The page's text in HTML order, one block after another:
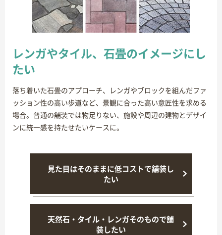
レンガやタイル、石畳のイメージにし
たい
落ち着いた石畳のアプローチ、レンガやブロックを組んだファ
ッション性の高い歩道など、景観に合った高い意匠性を求める
場合。普通の舗装では物足りない、施設や周辺の建物とデザイ
ンに統一感を持たせたいケースに。
見た目はそのままに低コストで舗装し
たい
天然石・タイル・レンガそのもので舗
装したい